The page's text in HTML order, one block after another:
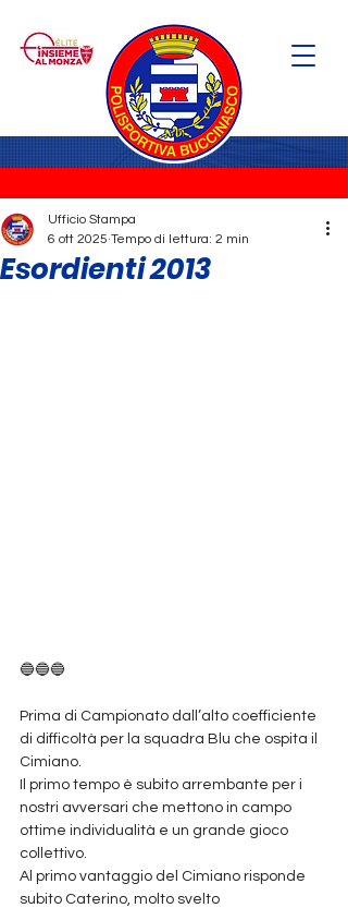
Esordienti 2013
Ufficio Stampa
6 ott 2025 Tempo di lettura: 2 min
🔵🔵🔵
Prima di Campionato dall’alto coefficiente
di difficoltà per la squadra Blu che ospita il
Cimiano.
Il primo tempo è subito arrembante per i
nostri avversari che mettono in campo
ottime individualità e un grande gioco
collettivo.
Al primo vantaggio del Cimiano risponde
subito Caterino, molto svelto